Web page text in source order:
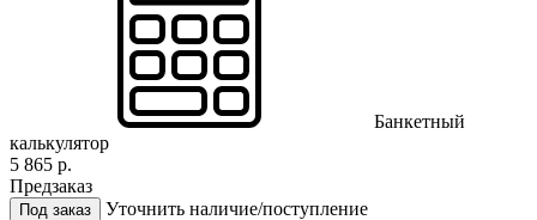
Банкетный
калькулятор
5 865 р.
Предзаказ
Под заказ
Уточнить наличие/поступление